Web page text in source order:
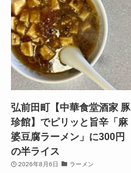
弘前田町【中華食堂酒家 豚
珍館】でピリッと旨辛「麻
婆豆腐ラーメン」に300円
の半ライス
2026年8月6日 ラーメン